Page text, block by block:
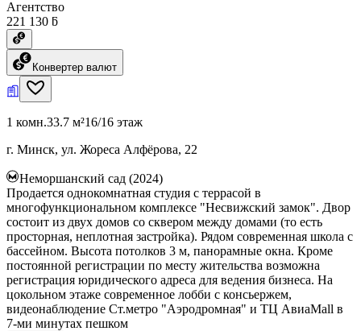
Агентство
221 130 ƃ
Конвертер валют
1 комн.33.7 м²16/16 этаж
г. Минск, ул. Жореса Алфёрова, 22
Неморшанский сад (2024)
Продается однокомнатная студия с террасой в
многофункциональном комплексе "Несвижский замок". Двор
состоит из двух домов со сквером между домами (то есть
просторная, неплотная застройка). Рядом современная школа с
бассейном. Высота потолков 3 м, панорамные окна. Кроме
постоянной регистрации по месту жительства возможна
регистрация юридического адреса для ведения бизнеса. На
цокольном этаже современное лобби с консьержем,
видеонаблюдение Ст.метро "Аэродромная" и ТЦ АвиаMall в
7-ми минутах пешком